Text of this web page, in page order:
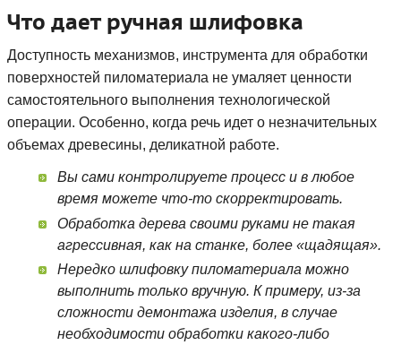
Что дает ручная шлифовка
Доступность механизмов, инструмента для обработки
поверхностей пиломатериала не умаляет ценности
самостоятельного выполнения технологической
операции. Особенно, когда речь идет о незначительных
объемах древесины, деликатной работе.
Вы сами контролируете процесс и в любое
время можете что-то скорректировать.
Обработка дерева своими руками не такая
агрессивная, как на станке, более «щадящая».
Нередко шлифовку пиломатериала можно
выполнить только вручную. К примеру, из-за
сложности демонтажа изделия, в случае
необходимости обработки какого-либо